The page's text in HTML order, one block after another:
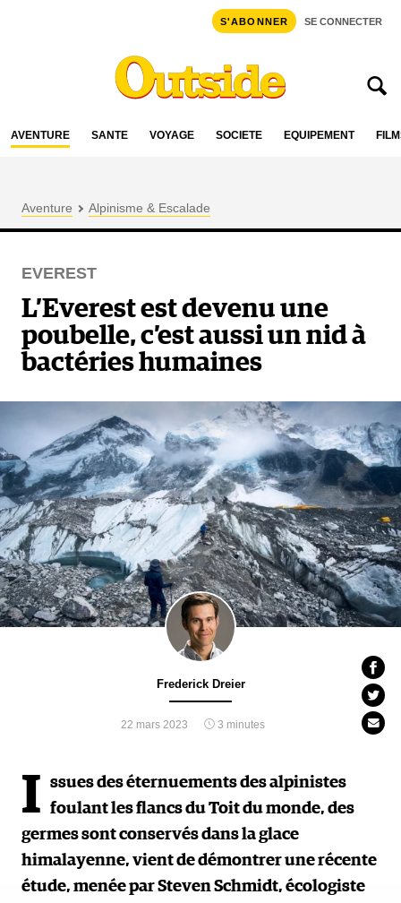
S'ABONNER SE CONNECTER
AVENTURE SANTÉ VOYAGE SOCIÉTÉ ÉQUIPEMENT
Aventure Alpinisme & Escalade
EVEREST
L’Everest est devenu une
poubelle, c’est aussi un nid à
bactéries humaines
Frederick Dreier
22 mars 2023 3 minutes
I ssues des éternuements des alpinistes
foulant les flancs du Toit du monde, des
germes sont conservés dans la glace
himalayenne, vient de démontrer une récente
étude, menée par Steven Schmidt, écologiste